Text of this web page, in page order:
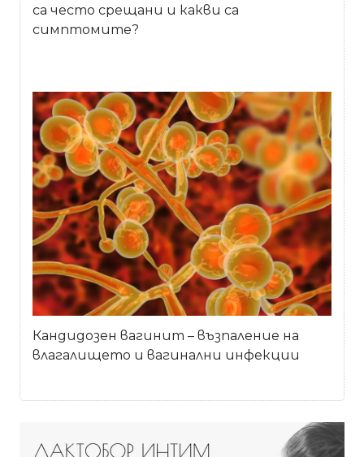
са често срещани и какви са
симптомите?
Кандидозен вагинит – възпаление на
влагалището и вагинални инфекции